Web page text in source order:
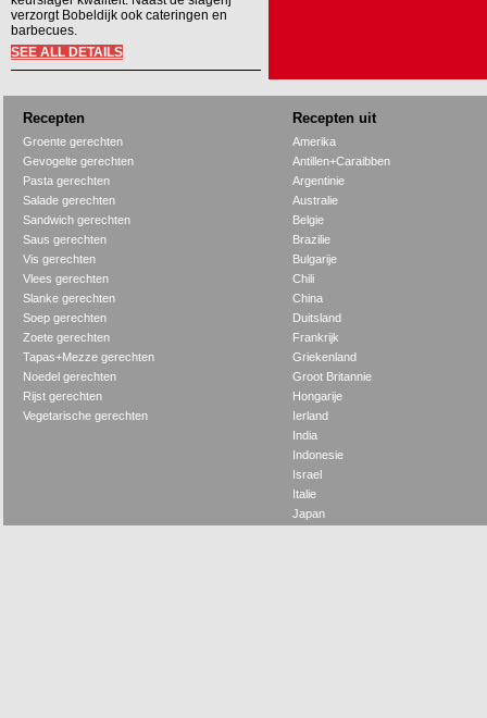
verzorgt Bobeldijk ook cateringen en
barbecues.
SEE ALL DETAILS
Recepten Recepten uit
Groente gerechten
Gevogelte gerechten
Pasta gerechten
Salade gerechten
Sandwich gerechten
Saus gerechten
Vis gerechten
Vlees gerechten
Slanke gerechten
Soep gerechten
Zoete gerechten
Tapas+Mezze gerechten
Noedel gerechten
Rijst gerechten
Vegetarische gerechten
Amerika
Antillen+Caraibben
Argentinie
Australie
Belgie
Brazilie
Bulgarije
Chili
China
Duitsland
Frankrijk
Griekenland
Groot Britannie
Hongarije
Ierland
India
Indonesie
Israel
Italie
Japan